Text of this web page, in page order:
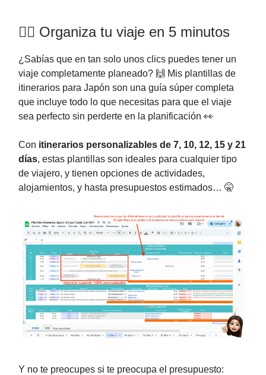
✍🏻 Organiza tu viaje en 5 minutos
¿Sabías que en tan solo unos clics puedes tener un
viaje completamente planeado? 🙌 Mis plantillas de
itinerarios para Japón son una guía súper completa
que incluye todo lo que necesitas para que el viaje
sea perfecto sin perderte en la planificación 👀
Con itinerarios personalizables de 7, 10, 12, 15 y 21
días, estas plantillas son ideales para cualquier tipo
de viajero, y tienen opciones de actividades,
alojamientos, y hasta presupuestos estimados… 🤫
Y no te preocupes si te preocupa el presupuesto: